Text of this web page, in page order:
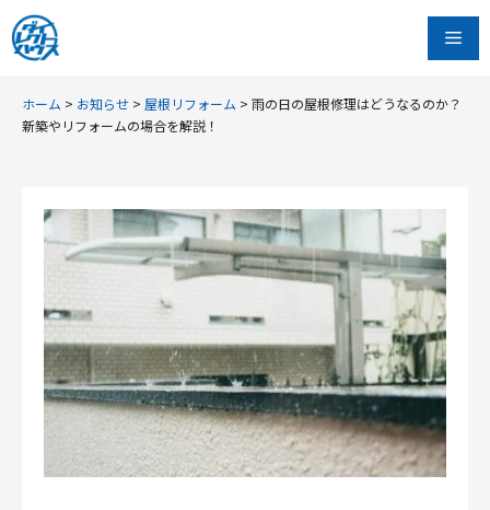
ン
ホーム > お知らせ > 屋根リフォーム > 雨の日の屋根修理はどうなるのか？
新築やリフォームの場合を解説！